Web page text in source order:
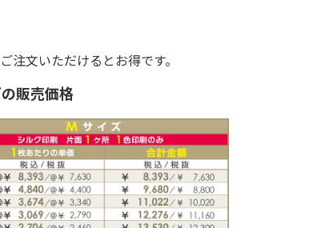
注文いただけるとお得です。
販売価格